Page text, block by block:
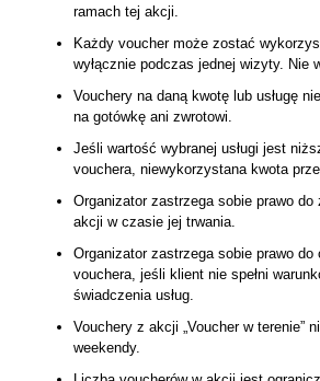
ramach tej akcji.
Każdy voucher może zostać
wyłącznie podczas jednej wizyty. Nie
Vouchery na daną kwotę lub usługę
na gotówkę ani zwrotowi.
Jeśli wartość wybranej usługi jest
vouchera, niewykorzystana kwota
Organizator zastrzega sobie prawo do
akcji w czasie jej trwania.
Organizator zastrzega sobie prawo do
vouchera, jeśli klient nie spełni
świadczenia usług.
Vouchery z akcji „Voucher w terenie”
weekendy.